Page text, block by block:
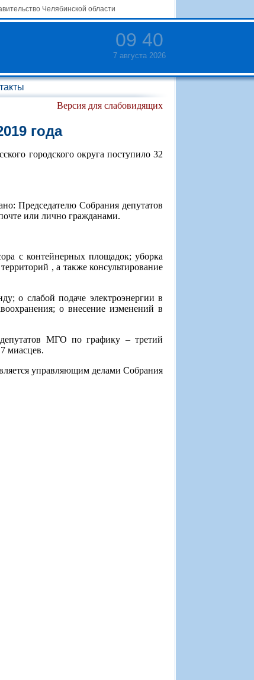
Челябинской области
09 40
7 августа 2026
Версия для слабовидящих
года
городского округа поступило 32
Председателю Собрания депутатов
или лично гражданами.
с контейнерных площадок; уборка
, а также консультирование
о слабой подаче электроэнергии в
о внесение изменений в
МГО по графику – третий
миасцев.
управляющим делами Собрания